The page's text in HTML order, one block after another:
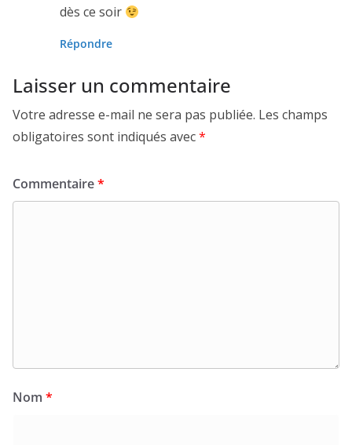
dès ce soir
Répondre
Laisser un commentaire
Votre adresse e-mail ne sera pas publiée. Les champs
obligatoires sont indiqués avec*
Commentaire*
Nom *